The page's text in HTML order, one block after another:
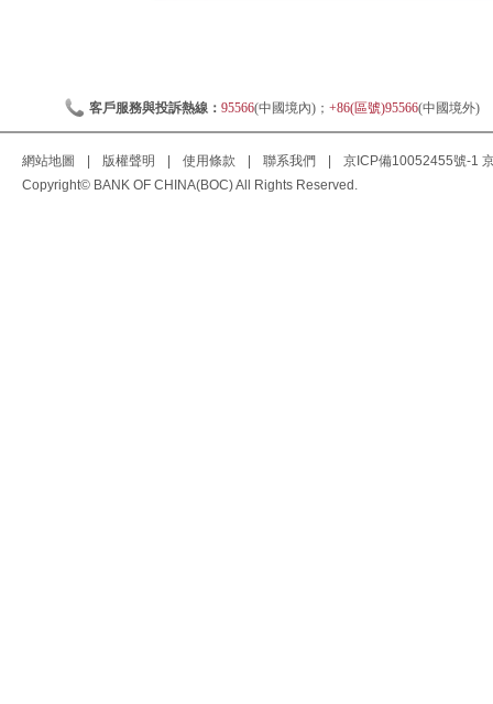
客戶服務與投訴熱線： 95566(中國境內)； +86(區號)95566(中國境外)
網站地圖 版權聲明 使用條款 聯系我們 京ICP備10052455號-1
Copyright© BANK OF CHINA(BOC) All Rights Reserved.